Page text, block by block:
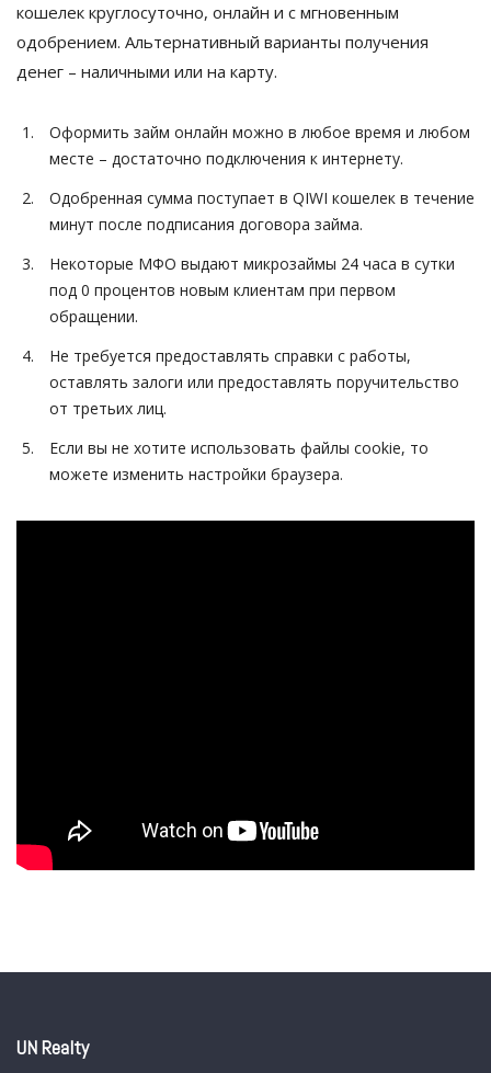
кошелек круглосуточно, онлайн и с мгновенным
одобрением. Альтернативный варианты получения
денег – наличными или на карту.
Оформить займ онлайн можно в любое время и любом
месте – достаточно подключения к интернету.
Одобренная сумма поступает в QIWI кошелек в течение
минут после подписания договора займа.
Некоторые МФО выдают микрозаймы 24 часа в сутки
под 0 процентов новым клиентам при первом
обращении.
Не требуется предоставлять справки с работы,
оставлять залоги или предоставлять поручительство
от третьих лиц.
Если вы не хотите использовать файлы cookie, то
можете изменить настройки браузера.
UN Realty